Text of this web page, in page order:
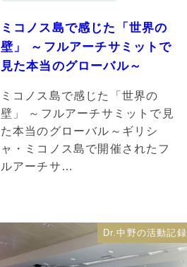
ミコノス島で感じた「世界の
壁」 ～フルアーチサミットで
見た本当のグローバル～
ミコノス島で感じた「世界の
壁」 ～フルアーチサミットで見
た本当のグローバル～ギリシ
ャ・ミコノス島で開催されたフ
ルアーチサ…
Dr.中野の活動記録